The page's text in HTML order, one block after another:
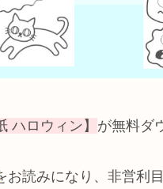
ハロウィン】 が無料ダ
お読みになり、非営利